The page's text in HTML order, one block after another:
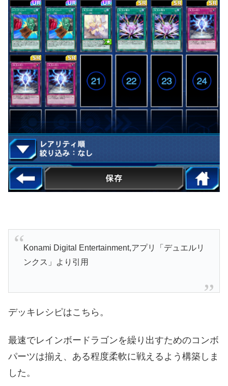
Konami Digital Entertainment,アプリ「デュエルリ
ンクス」より引用
デッキレシピはこちら。
最速でレインボードラゴンを繰り出すためのコンボ
パーツは揃え、ある程度柔軟に戦えるよう構築しま
した。